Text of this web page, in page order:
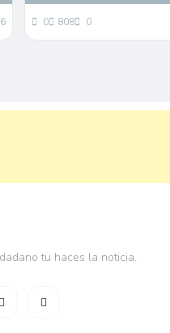
0 808 0
tu haces la noticia.